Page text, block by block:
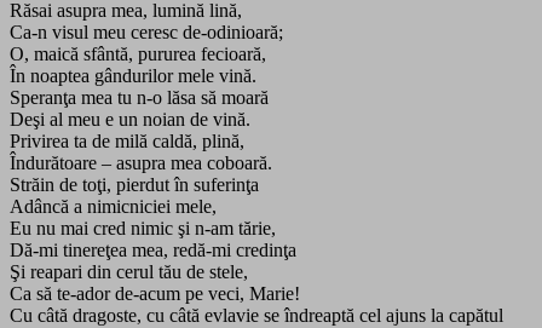
Răsai asupra mea, lumină lină,
Ca-n visul meu ceresc de-odinioară;
O, maică sfântă, pururea fecioară,
În noaptea gândurilor mele vină.
Speranţa mea tu n-o lăsa să moară
Deşi al meu e un noian de vină.
Privirea ta de milă caldă, plină,
Îndurătoare – asupra mea coboară.
Străin de toţi, pierdut în suferinţa
Adâncă a nimicniciei mele,
Eu nu mai cred nimic şi n-am tărie,
Dă-mi tinereţea mea, redă-mi credinţa
Şi reapari din cerul tău de stele,
Ca să te-ador de-acum pe veci, Marie!
Cu câtă dragoste, cu câtă evlavie se îndreaptă cel ajuns la capătul